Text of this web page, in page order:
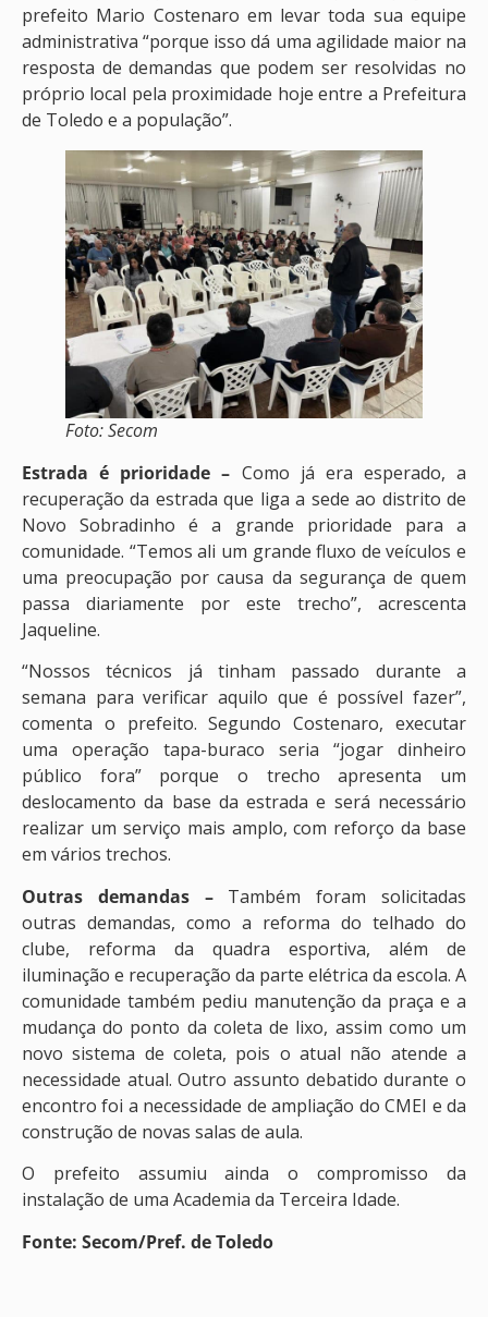
prefeito Mario Costenaro em levar toda sua equipe
administrativa “porque isso dá uma agilidade maior na
resposta de demandas que podem ser resolvidas no
próprio local pela proximidade hoje entre a Prefeitura
de Toledo e a população”.
Foto: Secom
Estrada é prioridade – Como já era esperado, a
recuperação da estrada que liga a sede ao distrito de
Novo Sobradinho é a grande prioridade para a
comunidade. “Temos ali um grande fluxo de veículos e
uma preocupação por causa da segurança de quem
passa diariamente por este trecho”, acrescenta
Jaqueline.
“Nossos técnicos já tinham passado durante a
semana para verificar aquilo que é possível fazer”,
comenta o prefeito. Segundo Costenaro, executar
uma operação tapa-buraco seria “jogar dinheiro
público fora” porque o trecho apresenta um
deslocamento da base da estrada e será necessário
realizar um serviço mais amplo, com reforço da base
em vários trechos.
Outras demandas –Também foram solicitadas
outras demandas, como a reforma do telhado do
clube, reforma da quadra esportiva, além de
iluminação e recuperação da parte elétrica da escola. A
comunidade também pediu manutenção da praça e a
mudança do ponto da coleta de lixo, assim como um
novo sistema de coleta, pois o atual não atende a
necessidade atual. Outro assunto debatido durante o
encontro foi a necessidade de ampliação do CMEI e da
construção de novas salas de aula.
O prefeito assumiu ainda o compromisso da
instalação de uma Academia da Terceira Idade.
Fonte: Secom/Pref. de Toledo